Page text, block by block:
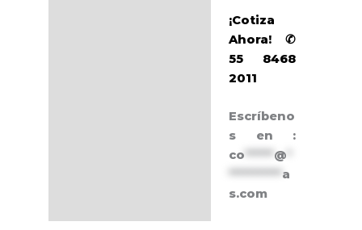
¡Cotiza
Ahora! ✆
55 8468
2011
Escríbeno
s en :
co ****** @
*********** a
s.com